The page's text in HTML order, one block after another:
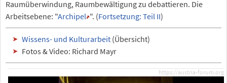
Raumüberwindung, Raumbewältigung zu debattieren. Die
Arbeitsebene: "Archipel ". (Fortsetzung: Teil II)
Wissens- und Kulturarbeit (Übersicht)
Fotos & Video: Richard Mayr
https://austria-forum.org